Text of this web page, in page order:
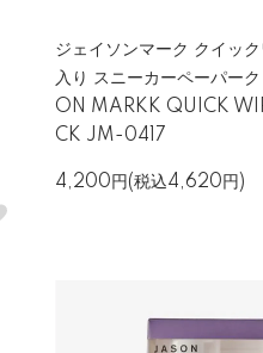
ジェイソンマーク クイッ
入り スニーカーペーパー
ON MARKK QUICK
CK JM-0417
4,200円(税込4,620円)